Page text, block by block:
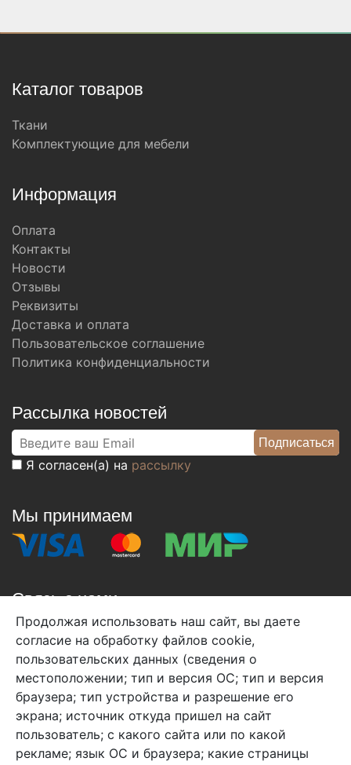
Каталог товаров
Ткани
Комплектующие для мебели
Информация
Оплата
Контакты
Новости
Отзывы
Реквизиты
Доставка и оплата
Пользовательское соглашение
Политика конфиденциальности
Рассылка новостей
Я согласен(а) на рассылку
Мы принимаем
Связь с нами
+7 (495) 933-38-08
info@arben-textile.ru- оптовые продажи
Арбен текстиль г. Щелково, пер.
Продолжая использовать наш сайт, вы даете
согласие на обработку файлов cookie,
пользовательских данных (сведения о
местоположении; тип и версия ОС; тип и версия
браузера; тип устройства и разрешение его
экрана; источник откуда пришел на сайт
пользователь; с какого сайта или по какой
рекламе; язык ОС и браузера; какие страницы